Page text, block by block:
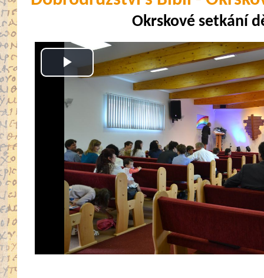
Okrskové setkání
Play
Video